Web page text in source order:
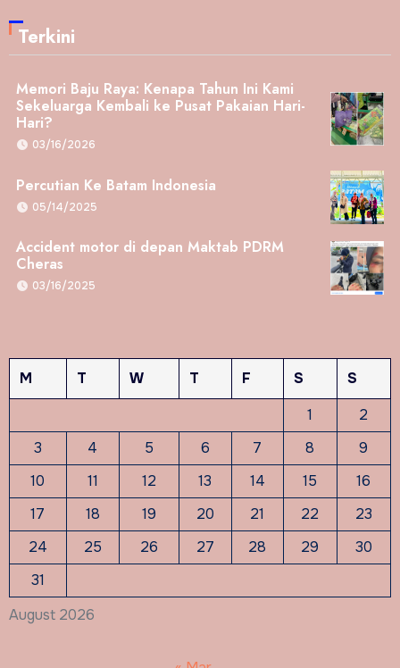
Terkini
Memori Baju Raya: Kenapa Tahun Ini Kami
Sekeluarga Kembali ke Pusat Pakaian Hari-
Hari?
03/16/2026
Percutian Ke Batam Indonesia
05/14/2025
Accident motor di depan Maktab PDRM
Cheras
03/16/2025
August 2026
M T W T F S
S
1
2
3
4 5 6 7 8
9
10
11 12 13 14 15
16
17
18 19 20 21 22
23
24
25 26 27 28 29
30
31